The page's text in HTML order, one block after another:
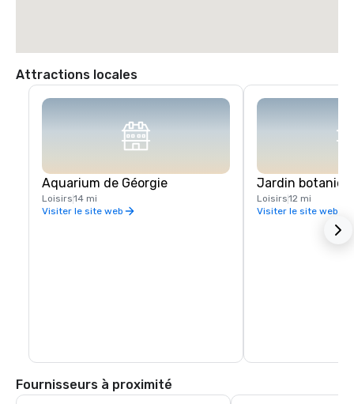
Attractions locales
Aquarium de Géorgie
Loisirs14 mi
Visiter le site web
Jardin
Loisirs12 mi
Visiter le site web
Fournisseurs à proximité